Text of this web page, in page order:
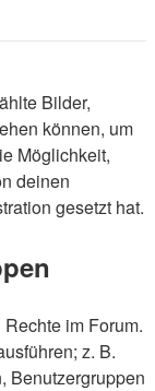
Bilder,
können, um
Möglichkeit,
deinen
gesetzt hat.
im Forum.
z. B.
Benutzergruppen